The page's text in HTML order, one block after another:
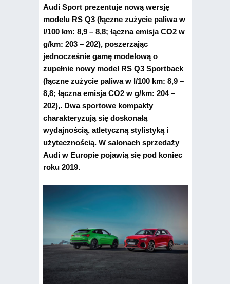
Audi Sport prezentuje nową wersję
modelu RS Q3 (łączne zużycie paliwa w
l/100 km: 8,9 – 8,8; łączna emisja CO2 w
g/km: 203 – 202), poszerzając
jednocześnie gamę modelową o
zupełnie nowy model RS Q3 Sportback
(łączne zużycie paliwa w l/100 km: 8,9 –
8,8; łączna emisja CO2 w g/km: 204 –
202),. Dwa sportowe kompakty
charakteryzują się doskonałą
wydajnością, atletyczną stylistyką i
użytecznością. W salonach sprzedaży
Audi w Europie pojawią się pod koniec
roku 2019.